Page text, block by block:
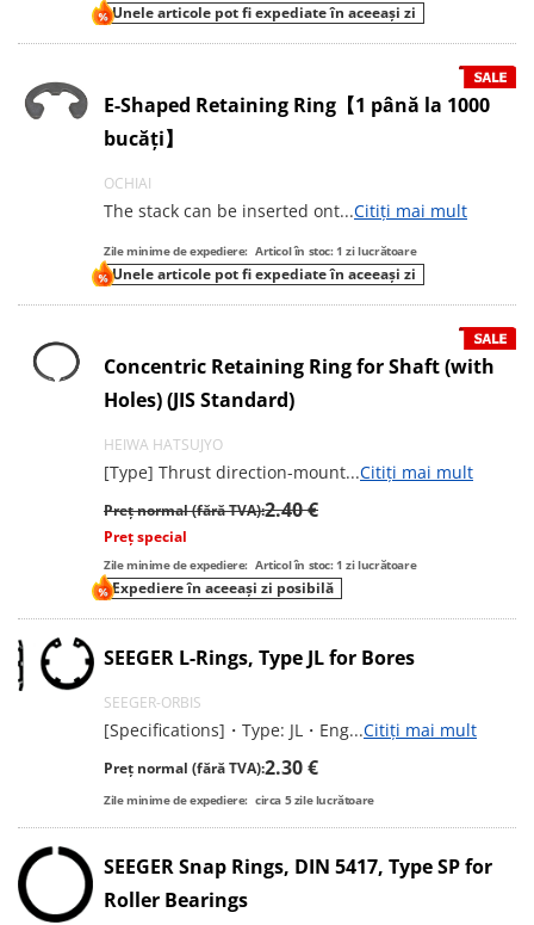
Unele articole pot fi expediate în aceeași zi
E-Shaped Retaining Ring【1 până la 1000
bucăți】
OCHIAI
The stack can be inserted ont...Citiți mai mult
Zile minime de expediere: Articol în stoc: 1 zi lucrătoare
Unele articole pot fi expediate în aceeași zi
Concentric Retaining Ring for Shaft (with
Holes) (JIS Standard)
HEIWA HATSUJYO
[Type] Thrust direction-mount...Citiți mai mult
Preț normal (fără TVA):2.40 €
Preț special
Zile minime de expediere: Articol în stoc: 1 zi lucrătoare
Expediere în aceeași zi posibilă
SEEGER L-Rings, Type JL for Bores
SEEGER-ORBIS
[Specifications]・Type: JL・Eng...Citiți mai mult
Preț normal (fără TVA):2.30 €
Zile minime de expediere: circa 5zile lucrătoare
SEEGER Snap Rings, DIN 5417, Type SP for
Roller Bearings